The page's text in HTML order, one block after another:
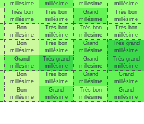
millésime
millésime
millésime
millésime
Très bon
millésime
Très bon
millésime
Grand
millésime
Très bon
millésime
Bon
millésime
Très bon
millésime
Très bon
millésime
Très bon
millésime
Bon
millésime
Très bon
millésime
Grand
millésime
Très grand
millésime
Grand
millésime
Très grand
millésime
Grand
millésime
Très grand
millésime
Bon
millésime
Très bon
millésime
Grand
millésime
Grand
millésime
Bon
millésime
Grand
millésime
Très bon
millésime
Grand
millésime